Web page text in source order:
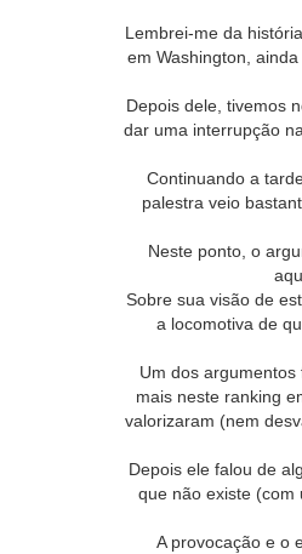
Lembrei-me da
em Washington,
Depois dele, tivemos
dar uma interrupção
Continuando a
palestra veio
Neste ponto, o
Sobre sua visão de
a locomotiva de
Um dos
mais neste ranking
valorizaram (nem
Depois ele falou de
que não existe (com
A provocação e o